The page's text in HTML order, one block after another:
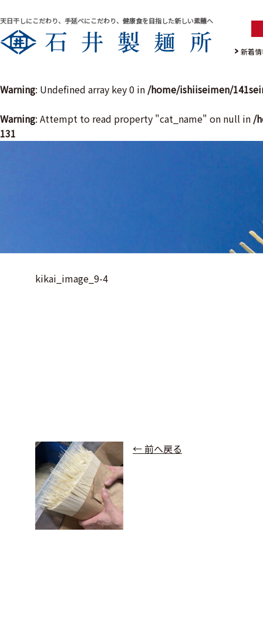
天日干しにこだわり、手延べにこだわり、健康食を目指した新しい素麺へ
新着
Warning: Undefined array key 0 in /home/ishiiseimen/
Warning: Attempt to read property "cat_name" on null in /
131
kikai_image_9-4
← 前へ戻る